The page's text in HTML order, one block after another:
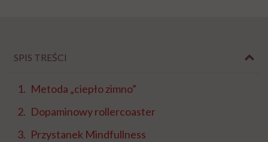
SPIS TREŚCI
Metoda „ciepło zimno”
Dopaminowy rollercoaster
Przystanek Mindfullness